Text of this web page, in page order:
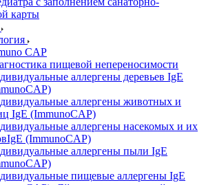
карты
CAP
пищевой непереносимости
аллергены деревьев IgE
аллергены животных и
IgE (ImmunoCAP)
аллергены насекомых и их
(ImmunoCAP)
аллергены пыли IgE
пищевые аллергены IgE